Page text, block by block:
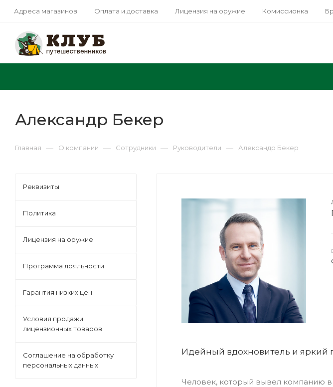
Адреса магазинов Оплата и доставка Лицензия на оружие Комиссионка
Александр Бекер
Главная — О компании — Сотрудники — Руководители — Александр Бекер
Идейный вдохновитель и яркий
Человек, который вывел компанию
Реквизиты
Политика
Лицензия на оружие
Программа лояльности
Гарантия низких цен
Условия продажи
лицензионных товаров
Соглашение на обработку
персональных данных